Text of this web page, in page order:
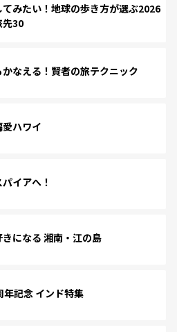
みたい！地球の歩き方が選ぶ2026
先30
なえる！賢者の旅テクニック
ハワイ
イアへ！
になる 湘南・江の島
記念 インド特集